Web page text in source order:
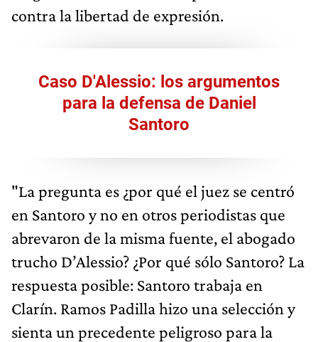
contra la libertad de expresión.
Caso D'Alessio: los argumentos
para la defensa de Daniel
Santoro
"La pregunta es ¿por qué el juez se centró
en Santoro y no en otros periodistas que
abrevaron de la misma fuente, el abogado
trucho D’Alessio? ¿Por qué sólo Santoro? La
respuesta posible: Santoro trabaja en
Clarín. Ramos Padilla hizo una selección y
sienta un precedente peligroso para la